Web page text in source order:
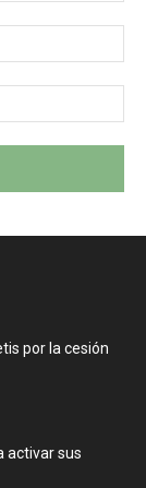
por la cesión
activar sus